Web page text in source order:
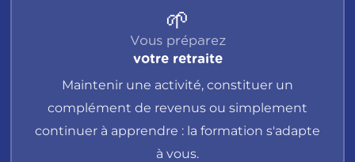
🌱
Vous préparez
votre retraite
Maintenir une activité, constituer un
complément de revenus ou simplement
continuer à apprendre : la formation s'adapte
à vous.